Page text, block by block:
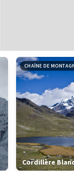
Leaflet|
CHAÎNE DE
Cordillère